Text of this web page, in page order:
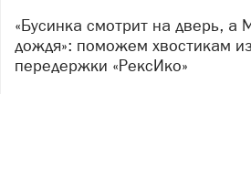
«Бусинка смотрит на дверь, а Миша прячется от
дождя»: поможем хвостикам
передержки «РексИко»